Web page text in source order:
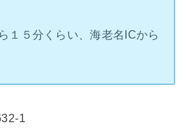
１５分くらい、海老名ICから
1